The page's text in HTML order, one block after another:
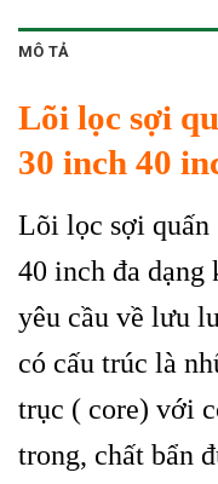
MÔ TẢ
Lõi lọc sợi
30 inch 40
Lõi lọc sợi quấn
40 inch đa dạng
yêu cầu về lưu
có cấu trúc là
trục ( core) với
trong, chất bẩn